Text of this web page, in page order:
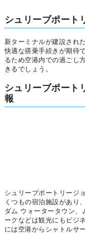
シュリーブポート
新ターミナルが建設され
快適な搭乗手続きが期待
るため空港内での過ごし
きるでしょう。
シュリーブポート
報
シュリーブポートリージ
くつもの宿泊施設があり
ダム ウォータータウン、
ークなどは観光にもビジ
には空港からシャトルサ